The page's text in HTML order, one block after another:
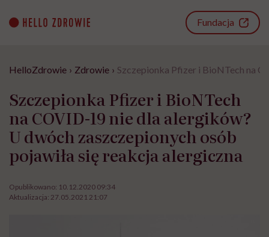
content
Fundacja
HelloZdrowie › Zdrowie › Szczepionka Pfizer i BioNTech na
Szczepionka Pfizer i BioNTech
na COVID-19 nie dla alergików?
U dwóch zaszczepionych osób
pojawiła się reakcja alergiczna
Opublikowano: 10.12.2020 09:34
Aktualizacja: 27.05.2021 21:07